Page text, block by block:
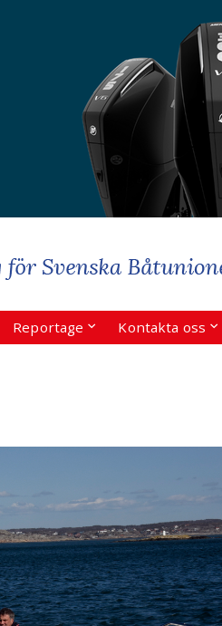
Reportage Kontakta oss